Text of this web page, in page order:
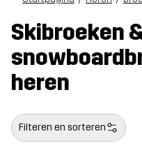
Skibroeken
heren
Filteren en sorteren